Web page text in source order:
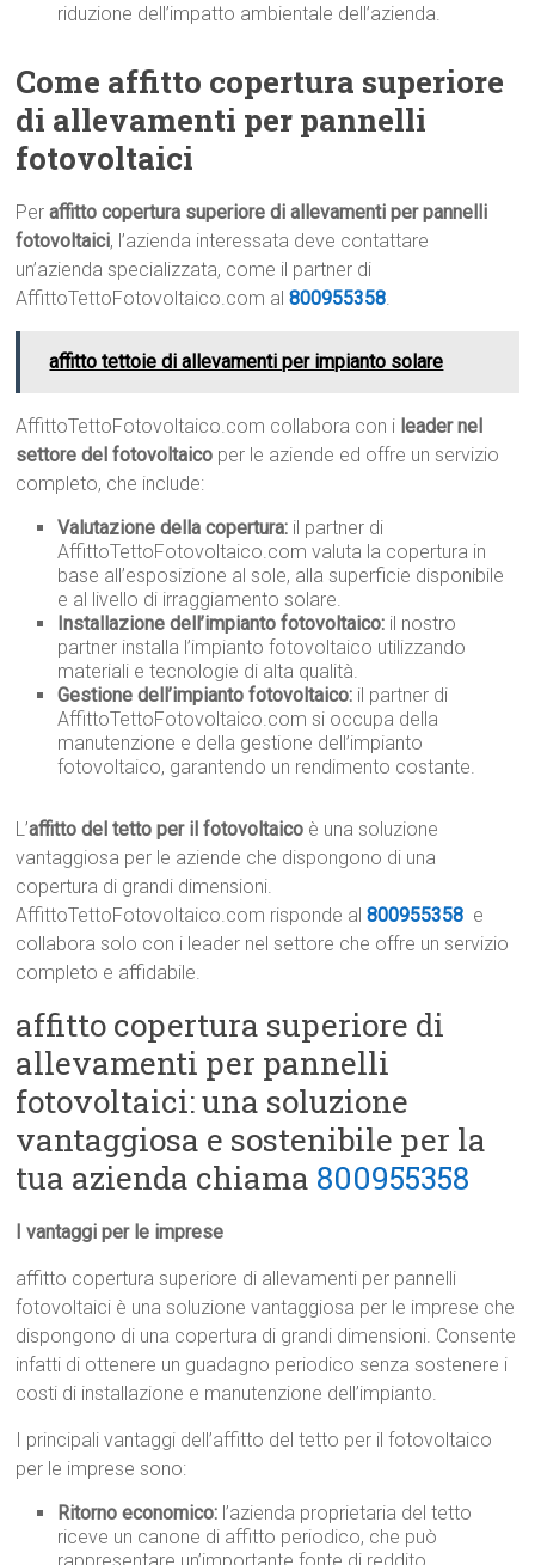
riduzione dell’impatto ambientale dell’azienda.
Come affitto copertura superiore
di allevamenti per pannelli
fotovoltaici
Peraffitto copertura superiore di allevamenti per pannelli
fotovoltaici, l’azienda interessata deve contattare
un’azienda specializzata, come il partner di
AffittoTettoFotovoltaico.com al800955358.
affitto tettoie di allevamenti per impianto solare
AffittoTettoFotovoltaico.com collabora con i leader nel
settore del fotovoltaico per le aziende ed offre un servizio
completo, che include:
Valutazione della copertura: il partner di
AffittoTettoFotovoltaico.com valuta la copertura in
base all’esposizione al sole, alla superficie disponibile
e al livello di irraggiamento solare.
Installazione dell’impianto fotovoltaico: il nostro
partner installa l’impianto fotovoltaico utilizzando
materiali e tecnologie di alta qualità.
Gestione dell’impianto fotovoltaico: il partner di
AffittoTettoFotovoltaico.com si occupa della
manutenzione e della gestione dell’impianto
fotovoltaico, garantendo un rendimento costante.
L’affitto del tetto per il fotovoltaico è una soluzione
vantaggiosa per le aziende che dispongono di una
copertura di grandi dimensioni.
AffittoTettoFotovoltaico.com risponde al800955358 e
collabora solo con i leader nel settore che offre un servizio
completo e affidabile.
affitto copertura superiore di
allevamenti per pannelli
fotovoltaici: una soluzione
vantaggiosa e sostenibile per la
tua azienda chiama 800955358
I vantaggi per le imprese
affitto copertura superiore di allevamenti per pannelli
fotovoltaici è una soluzione vantaggiosa per le imprese che
dispongono di una copertura di grandi dimensioni. Consente
infatti di ottenere un guadagno periodico senza sostenere i
costi di installazione e manutenzione dell’impianto.
I principali vantaggi dell’affitto del tetto per il fotovoltaico
per le imprese sono:
Ritorno economico: l’azienda proprietaria del tetto
riceve un canone di affitto periodico, che può